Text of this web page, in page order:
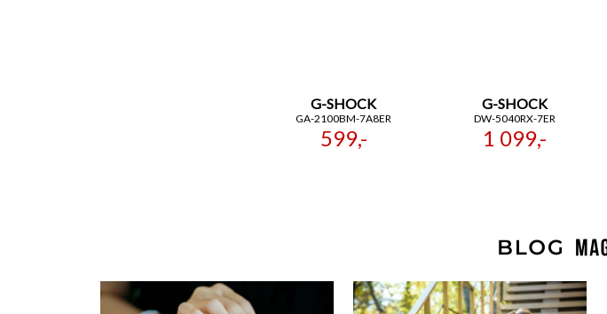
G-SHOCK
GA-2100BM-7A8ER
599,-
G-SHOCK
DW-5040RX-7ER
1 099,-